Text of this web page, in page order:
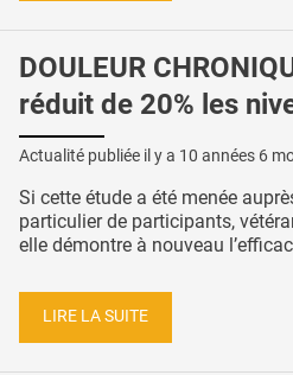
DOULEUR
réduit de 20% les
Actualité publiée il y a 10 années 6
Si cette étude a été menée
particulier de participants,
elle démontre à nouveau
LIRE LA SUITE